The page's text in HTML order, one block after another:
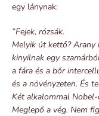
egy lánynak:
“Fejek, rózsák.
Melyik út kettő? Arany
kinyílnak egy
a fára és a bőr
és a növényzeten. És
Két alkalommal Nobel-
Meglepő a vég. Nem